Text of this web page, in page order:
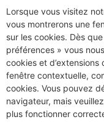
Lorsque vous visitez
vous montrerons une
sur les cookies. Dès
préférences » vous
cookies et
fenêtre contextuelle,
cookies. Vous pouvez
navigateur, mais
plus fonctionner